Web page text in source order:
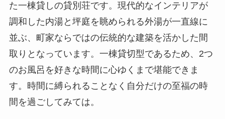
た一棟貸しの貸別荘です。現代的なインテリアが
調和した内湯と坪庭を眺められる外湯が一直線に
並ぶ、町家ならではの伝統的な建築を活かした間
取りとなっています。一棟貸切型であるため、2つ
のお風呂を好きな時間に心ゆくまで堪能できま
す。時間に縛られることなく自分だけの至福の時
間を過ごしてみては。